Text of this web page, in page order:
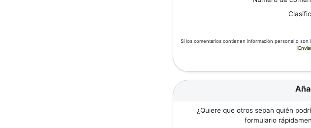
Si los comentarios contienen información personal o son
¿Quiere que otros sepan quién
formulario